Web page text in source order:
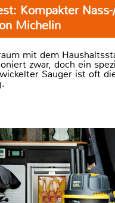
Kompakter
Michelin
mit dem
zwar, doch ein
Sauger ist oft